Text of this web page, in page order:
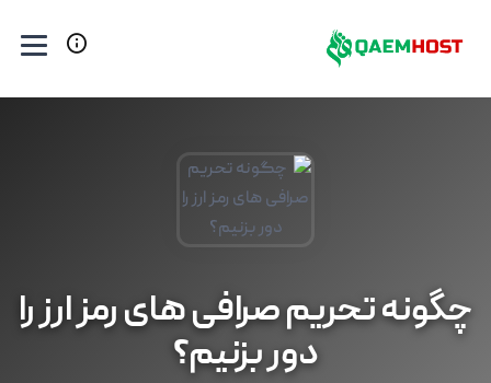
چگونه تحریم صرافی های رمز ارز را
دور بزنیم؟